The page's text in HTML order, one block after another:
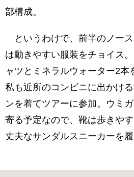
部構成。
というわけで、前半のノー
は動きやすい服装をチョイス
ャツとミネラルウォーター2本
私も近所のコンビニに出かけ
ンを着てツアーに参加。ウミ
寄る予定なので、靴は歩きや
丈夫なサンダルスニーカーを履